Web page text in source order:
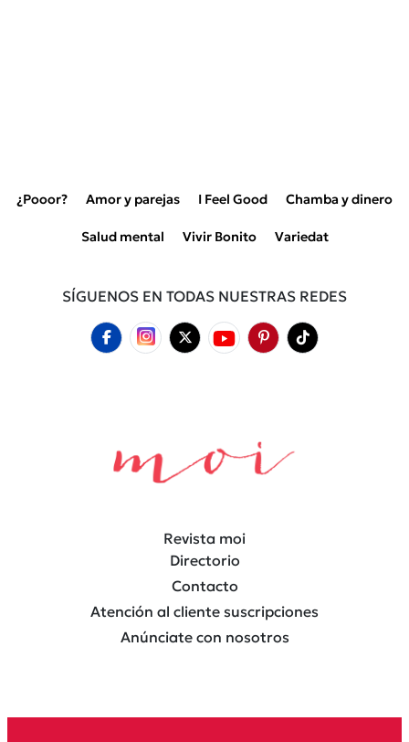
¿Pooor? Amor y parejas I Feel Good Chamba y dinero
Salud mental Vivir Bonito Variedat
SÍGUENOS EN TODAS NUESTRAS REDES
Revista moi
Directorio
Contacto
Atención al cliente suscripciones
Anúnciate con nosotros